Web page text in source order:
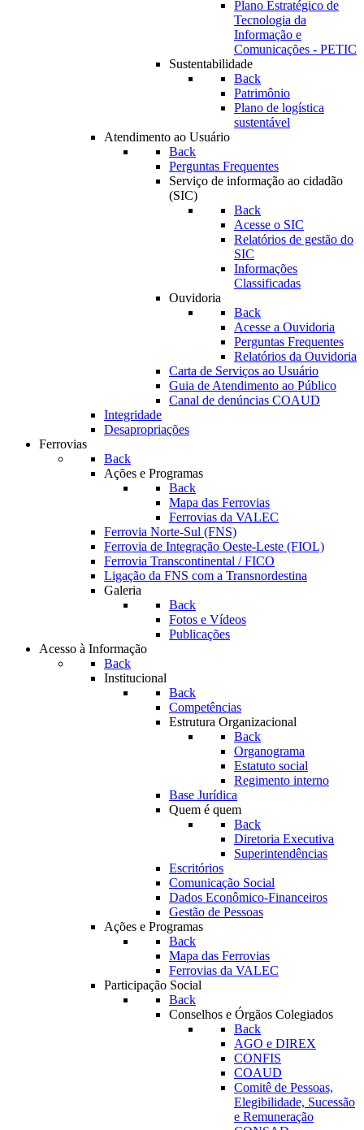
Plano Estratégico de
Tecnologia da
Informação e
Comunicações - PETIC
Sustentabilidade
Back
Patrimônio
Plano de logística
sustentável
Atendimento ao Usuário
Back
Perguntas Frequentes
Serviço de informação ao cidadão
(SIC)
Back
Acesse o SIC
Relatórios de gestão do
SIC
Informações
Classificadas
Ouvidoria
Back
Acesse a Ouvidoria
Perguntas Frequentes
Relatórios da Ouvidoria
Carta de Serviços ao Usuário
Guia de Atendimento ao Público
Canal de denúncias COAUD
Integridade
Desapropriações
Ferrovias
Back
Ações e Programas
Back
Mapa das Ferrovias
Ferrovias da VALEC
Ferrovia Norte-Sul (FNS)
Ferrovia de Integração Oeste-Leste (FIOL)
Ferrovia Transcontinental / FICO
Ligação da FNS com a Transnordestina
Galeria
Back
Fotos e Vídeos
Publicações
Acesso à Informação
Back
Institucional
Back
Competências
Estrutura Organizacional
Back
Organograma
Estatuto social
Regimento interno
Base Jurídica
Quem é quem
Back
Diretoria Executiva
Superintendências
Escritórios
Comunicação Social
Dados Econômico-Financeiros
Gestão de Pessoas
Ações e Programas
Back
Mapa das Ferrovias
Ferrovias da VALEC
Participação Social
Back
Conselhos e Órgãos Colegiados
Back
AGO e DIREX
CONFIS
COAUD
Comitê de Pessoas,
Elegibilidade, Sucessão
e Remuneração